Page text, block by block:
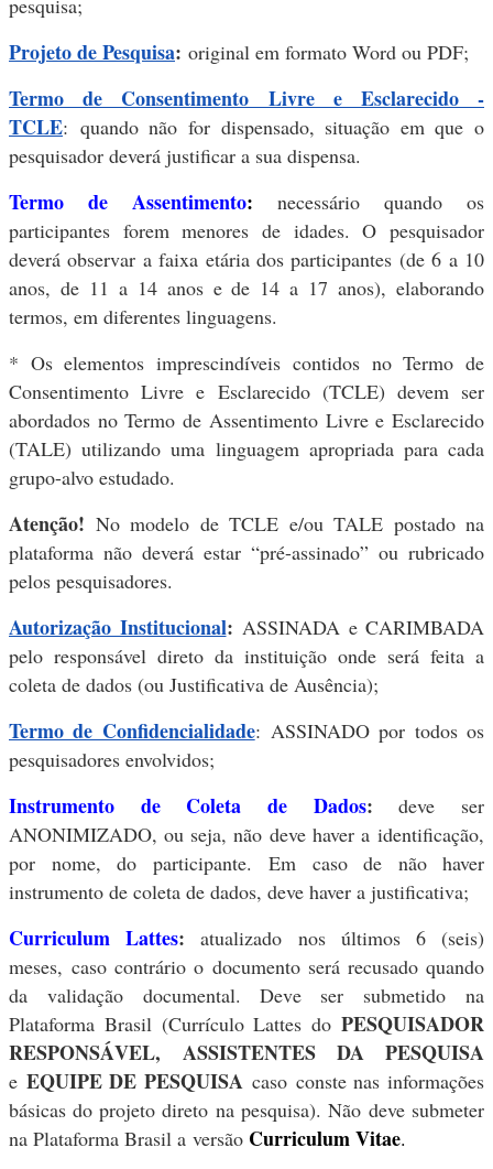
pesquisa;
Projeto de Pesquisa: original em formato Word ou PDF;
Termo de Consentimento Livre e Esclarecido -
TCLE: quando não for dispensado, situação em que o
pesquisador deverá justificar a sua dispensa.
Termo de Assentimento:
necessário quando os
participantes forem menores de idades. O pesquisador
deverá observar a faixa etária dos participantes (de 6 a 10
anos, de 11 a 14 anos e de 14 a 17 anos), elaborando
termos, em diferentes linguagens.
* Os elementos imprescindíveis contidos no Termo de
Consentimento Livre e Esclarecido (TCLE) devem ser
abordados no Termo de Assentimento Livre e Esclarecido
(TALE) utilizando uma linguagem apropriada para cada
grupo-alvo estudado.
Atenção! No modelo de TCLE e/ou TALE postado na
plataforma não deverá estar “pré-assinado” ou rubricado
pelos pesquisadores.
Autorização Institucional: ASSINADA e CARIMBADA
pelo responsável direto da instituição onde será feita a
coleta de dados (ou Justificativa de Ausência);
Termo de Confidencialidade: ASSINADO por todos os
pesquisadores envolvidos;
Instrumento de Coleta de Dados: deve ser
ANONIMIZADO, ou seja, não deve haver a identificação,
por nome, do participante. Em caso de não haver
instrumento de coleta de dados, deve haver a justificativa;
Curriculum Lattes: atualizado nos últimos 6 (seis)
meses, caso contrário o documento será recusado quando
da validação documental. Deve ser submetido na
Plataforma Brasil (Currículo Lattes do PESQUISADOR
RESPONSÁVEL, ASSISTENTES DA PESQUISA
e EQUIPE DE PESQUISA caso conste nas informações
básicas do projeto direto na pesquisa). Não deve submeter
na Plataforma Brasil a versão Curriculum Vitae.